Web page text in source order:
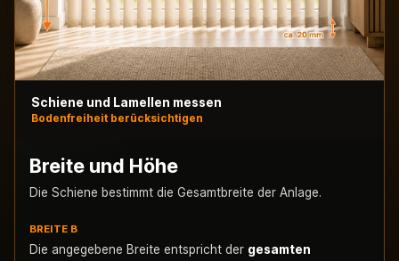
Schiene und Lamellen messen
Bodenfreiheit berücksichtigen
Breite und Höhe
Die Schiene bestimmt die Gesamtbreite der Anlage.
BREITE B
Die angegebene Breite entspricht der gesamten